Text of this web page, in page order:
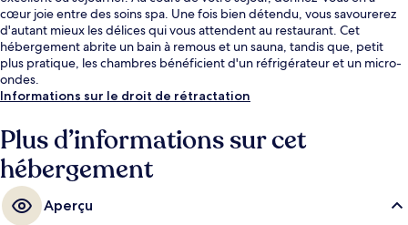
cœur joie entre des soins spa. Une fois bien détendu, vous savourerez
d'autant mieux les délices qui vous attendent au restaurant. Cet
hébergement abrite un bain à remous et un sauna, tandis que, petit
plus pratique, les chambres bénéficient d'un réfrigérateur et un micro-
ondes.
Informations sur le droit de rétractation
Plus d’informations sur cet
hébergement
Aperçu